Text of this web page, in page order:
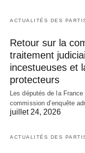
ACTUALITÉS DES
Retour sur la
traitement
incestueuses et
protecteurs
Les députés de la
commission d’enquête
juillet 24, 2026
ACTUALITÉS DES